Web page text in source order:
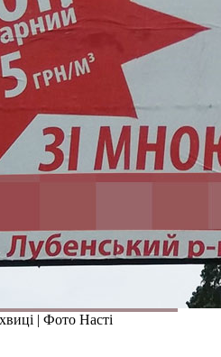
| Фото Насті